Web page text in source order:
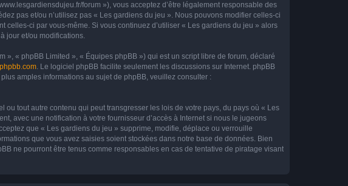
forum »), vous acceptez d’être légalement responsable des
pas et/ou n’utilisez pas « Les gardiens du jeu ». Nous pouvons modifier celles-ci
celles-ci par vous-même. Si vous continuez d’utiliser « Les gardiens du jeu » alors
jour et/ou modifications.
« phpBB Limited », « Équipes phpBB ») qui est un script libre de forum, déclaré
. Le logiciel phpBB facilite seulement les discussions sur Internet. phpBB
amples informations au sujet de phpBB, veuillez consulter :
tout autre contenu qui peut transgresser les lois de votre pays, du pays où « Les
avec une notification à votre fournisseur d’accès à Internet si nous le jugeons
que « Les gardiens du jeu » supprime, modifie, déplace ou verrouille
que vous avez saisies soient stockées dans notre base de données. Bien
ne pourront être tenus comme responsables en cas de tentative de piratage visant